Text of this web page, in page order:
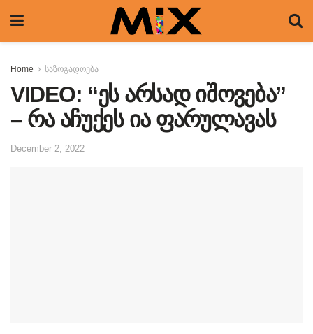
Home საზოგადოება
VIDEO: “ეს არსად იშოვება”
– რა აჩუქეს ია ფარულავას
December 2, 2022